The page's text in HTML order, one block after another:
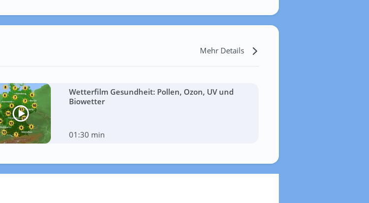
Mehr Details
Wetterfilm Gesundheit: Pollen, Ozon, UV und
Biowetter
01:30 min